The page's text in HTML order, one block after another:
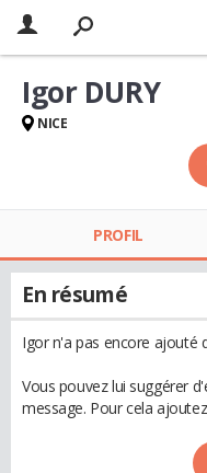
Igor DURY
NICE
PROFIL
En résumé
Igor n'a pas encore ajouté
Vous pouvez lui suggérer
message. Pour cela